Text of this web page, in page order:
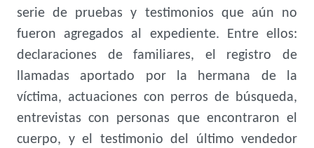
serie de pruebas y testimonios que aún no
fueron agregados al expediente. Entre ellos:
declaraciones de familiares, el registro de
llamadas aportado por la hermana de la
víctima, actuaciones con perros de búsqueda,
entrevistas con personas que encontraron el
cuerpo, y el testimonio del último vendedor